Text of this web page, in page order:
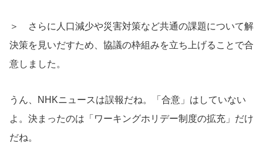
＞ さらに人口減少や災害対策など共通の課題について解
決策を見いだすため、協議の枠組みを立ち上げることで合
意しました。
うん、NHKニュースは誤報だね。「合意」はしていない
よ。決まったのは「ワーキングホリデー制度の拡充」だけ
だね。